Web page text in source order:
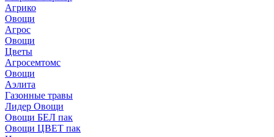
Агрико
Овощи
Агрос
Овощи
Цветы
Агросемтомс
Овощи
Аэлита
Газонные травы
Лидер Овощи
Овощи БЕЛ пак
Овощи ЦВЕТ пак